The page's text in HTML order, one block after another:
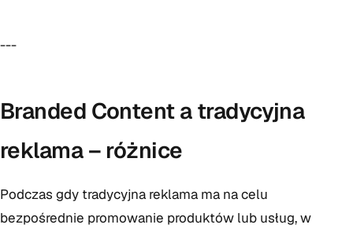
---
Branded Content a tradycyjna
reklama – różnice
Podczas gdy tradycyjna reklama ma na celu
bezpośrednie promowanie produktów lub usług, w